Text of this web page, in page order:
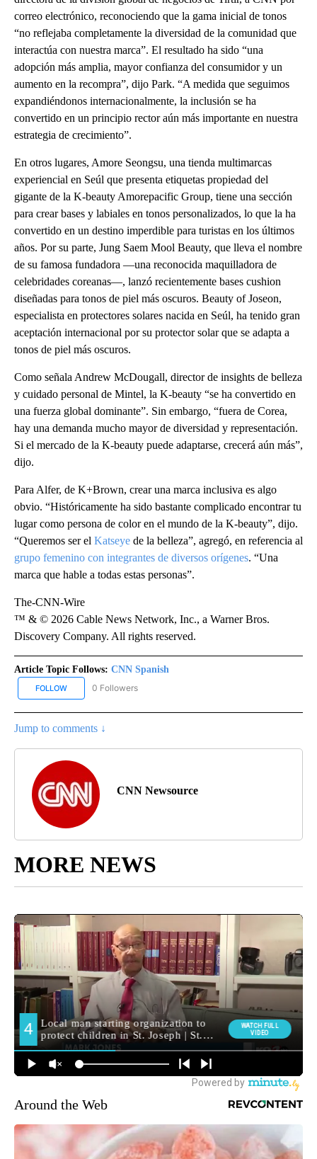
correo electrónico, reconociendo que la gama inicial de tonos
“no reflejaba completamente la diversidad de la comunidad que
interactúa con nuestra marca”. El resultado ha sido “una
adopción más amplia, mayor confianza del consumidor y un
aumento en la recompra”, dijo Park. “A medida que seguimos
expandiéndonos internacionalmente, la inclusión se ha
convertido en un principio rector aún más importante en nuestra
estrategia de crecimiento”.
En otros lugares, Amore Seongsu, una tienda multimarcas
experiencial en Seúl que presenta etiquetas propiedad del
gigante de la K-beauty Amorepacific Group, tiene una sección
para crear bases y labiales en tonos personalizados, lo que la ha
convertido en un destino imperdible para turistas en los últimos
años. Por su parte, Jung Saem Mool Beauty, que lleva el nombre
de su famosa fundadora —una reconocida maquilladora de
celebridades coreanas—, lanzó recientemente bases cushion
diseñadas para tonos de piel más oscuros. Beauty of Joseon,
especialista en protectores solares nacida en Seúl, ha tenido gran
aceptación internacional por su protector solar que se adapta a
tonos de piel más oscuros.
Como señala Andrew McDougall, director de insights de belleza
y cuidado personal de Mintel, la K-beauty “se ha convertido en
una fuerza global dominante”. Sin embargo, “fuera de Corea,
hay una demanda mucho mayor de diversidad y representación.
Si el mercado de la K-beauty puede adaptarse, crecerá aún más”,
dijo.
Para Alfer, de K+Brown, crear una marca inclusiva es algo
obvio. “Históricamente ha sido bastante complicado encontrar tu
lugar como persona de color en el mundo de la K-beauty”, dijo.
“Queremos ser el Katseye de la belleza”, agregó, en referencia al
grupo femenino con integrantes de diversos orígenes. “Una
marca que hable a todas estas personas”.
The-CNN-Wire
™ & © 2026 Cable News Network, Inc., a Warner Bros.
Discovery Company. All rights reserved.
Article Topic Follows: CNN Spanish
FOLLOW FOLLOW "CNN SPANISH" TO RECEIVE NOTIFICATIONS ABOUT
0 Followers
Jump to comments ↓
CNN Newsource
MORE NEWS
Around the Web